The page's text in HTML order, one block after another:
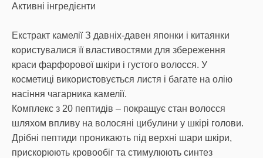
Активні інгредієнти
Екстракт камелії З давніх-давен японки і китаянки
користувалися її властивостями для збереження
краси фарфорової шкіри і густого волосся. У
косметиці використовується листя і багате на олію
насіння чагарника камелії.
Комплекс з 20 пептидів – покращує стан волосся
шляхом впливу на волосяні цибулини у шкірі голови.
Дрібні пептиди проникають під верхні шари шкіри,
прискорюють кровообіг та стимулюють синтез